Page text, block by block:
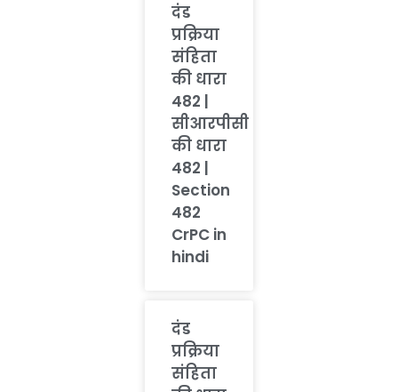
दंड
प्रक्रिया
संहिता
की धारा
482 |
सीआरपीसी
की धारा
482 |
Section
482
CrPC in
hindi
दंड
प्रक्रिया
संहिता